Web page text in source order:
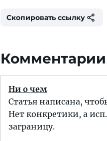
Скопировать ссылку
Комментарии
Ни о чем
Статья написана,
Нет конкретики, а
заграницу.